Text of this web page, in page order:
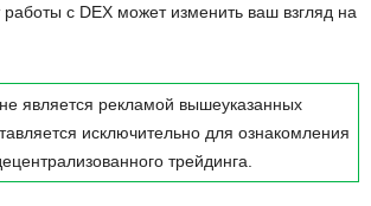
с DEX может изменить ваш взгляд на
является рекламой вышеуказанных
исключительно для ознакомления
трейдинга.